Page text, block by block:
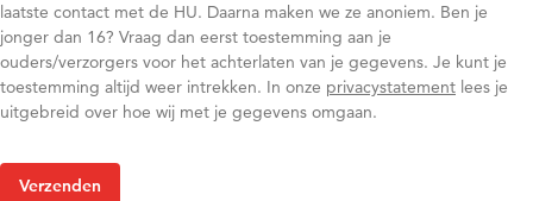
laatste contact met de HU. Daarna maken we ze anoniem. Ben je
jonger dan 16? Vraag dan eerst toestemming aan je
ouders/verzorgers voor het achterlaten van je gegevens. Je kunt je
toestemming altijd weer intrekken. In onze privacystatement lees je
uitgebreid over hoe wij met je gegevens omgaan.